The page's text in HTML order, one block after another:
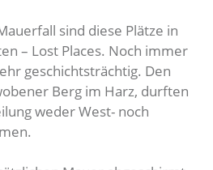
sind diese Plätze in
– Lost Places. Noch immer
geschichtsträchtig. Den
Berg im Harz, durften
weder West- noch